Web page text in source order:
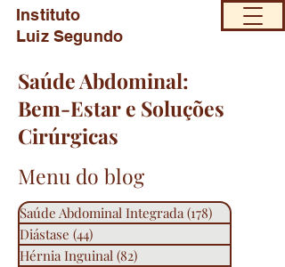
Instituto
Luiz Segundo
Saúde Abdominal:
Bem-Estar e Soluções
Cirúrgicas
Menu do blog
Saúde Abdominal Integrada (178) 178 posts
Diástase (44)
Hérnia Inguinal (82)